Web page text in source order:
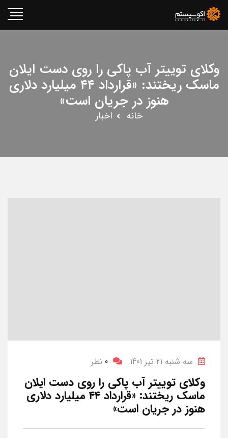
وکلای توییتر آب پاکی را روی دست ایلان
ماسک ریختند: «قرارداد ۴۴ میلیارد دلاری
هنوز در جریان است»
خانه اخبار
سه شنبه 21 تیر 1401 0 نظر
وکلای توییتر آب پاکی را روی دست ایلان
ماسک ریختند: «قرارداد ۴۴ میلیارد دلاری
هنوز در جریان است»